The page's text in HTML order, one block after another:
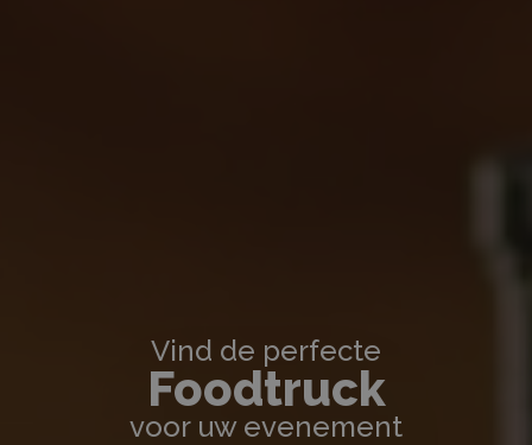
Vind de perfecte
Foodtruck
voor uw evenement